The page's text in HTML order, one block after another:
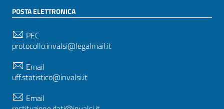
POSTA ELETTRONICA
PEC
protocollo.invalsi@legalmail.it
Email
uff.statistico@invalsi.it
Email